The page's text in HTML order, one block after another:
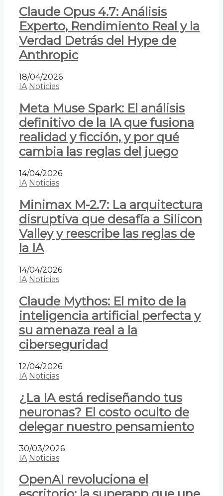
Claude Opus 4.7: Análisis
Experto, Rendimiento Real y la
Verdad Detrás del Hype de
Anthropic
18/04/2026
IA Noticias
Meta Muse Spark: El análisis
definitivo de la IA que fusiona
realidad y ficción, y por qué
cambia las reglas del juego
14/04/2026
IA Noticias
Minimax M-2.7: La arquitectura
disruptiva que desafía a Silicon
Valley y reescribe las reglas de
la IA
14/04/2026
IA Noticias
Claude Mythos: El mito de la
inteligencia artificial perfecta y
su amenaza real a la
ciberseguridad
12/04/2026
IA Noticias
¿La IA está rediseñando tus
neuronas? El costo oculto de
delegar nuestro pensamiento
30/03/2026
IA Noticias
OpenAI revoluciona el